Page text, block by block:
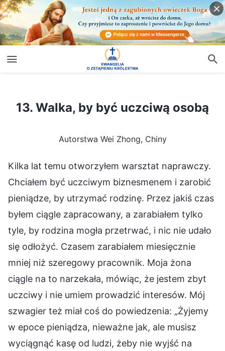
13. Walka, by być uczciwą osobą
13. Walka, by być uczciwą osobą
Autorstwa Wei Zhong, Chiny
Kilka lat temu otworzyłem warsztat naprawczy.
Chciałem być uczciwym biznesmenem i zarobić
pieniądze, by utrzymać rodzinę. Przez jakiś czas
byłem ciągle zapracowany, a zarabiałem tylko
tyle, by rodzina mogła przetrwać, i nic nie udało
się odłożyć. Czasem zarabiałem miesięcznie
mniej niż szeregowy pracownik. Moja żona
ciągle na to narzekała, mówiąc, że jestem zbyt
uczciwy i nie umiem prowadzić interesów. Mój
szwagier też miał coś do powiedzenia: „Żyjemy
w epoce pieniądza, nieważne jak, ale musisz
wyciągnąć kasę od ludzi, żeby nie wyjść na